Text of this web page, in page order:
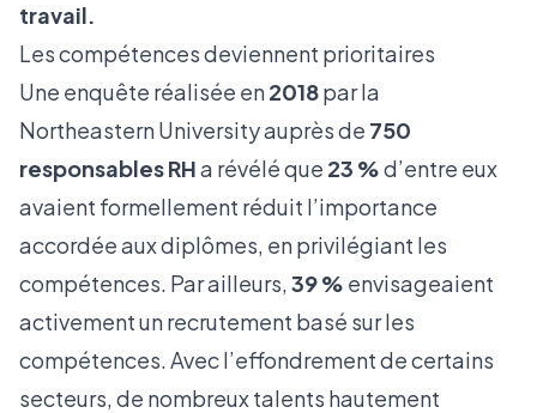
travail.
Les compétences deviennent prioritaires
Une enquête réalisée en2018par la
Northeastern University auprès de 750
responsables RHa révélé que 23 %d’entre eux
avaient formellement réduit l’importance
accordée aux diplômes, en privilégiant les
compétences. Par ailleurs,39 % envisageaient
activement un recrutement basé sur les
compétences. Avec l’effondrement de certains
secteurs, de nombreux talents hautement